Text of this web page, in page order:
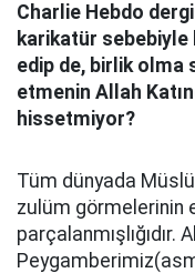
Charlie Hebdo
karikatür
edip de, birlik olma
etmenin Allah
hissetmiyor?
Tüm dünyada
zulüm görmelerinin
parçalanmışlığıdır.